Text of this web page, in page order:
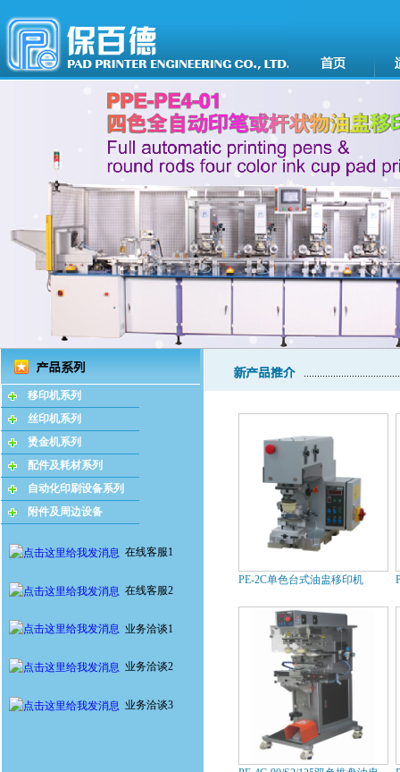
移印机系列
丝印机系列
烫金机系列
配件及耗材系列
自动化印刷设备系列
附件及周边设备
在线客服1
在线客服2
业务洽谈1
业务洽谈2
业务洽谈3
PE-2C单色台式油盅移印机